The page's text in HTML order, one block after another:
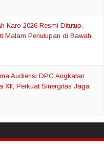
Karo 2026 Resmi Ditutup,
Malam Penutupan di Bawah
Audiensi DPC Angkatan
XII, Perkuat Sinergitas Jaga